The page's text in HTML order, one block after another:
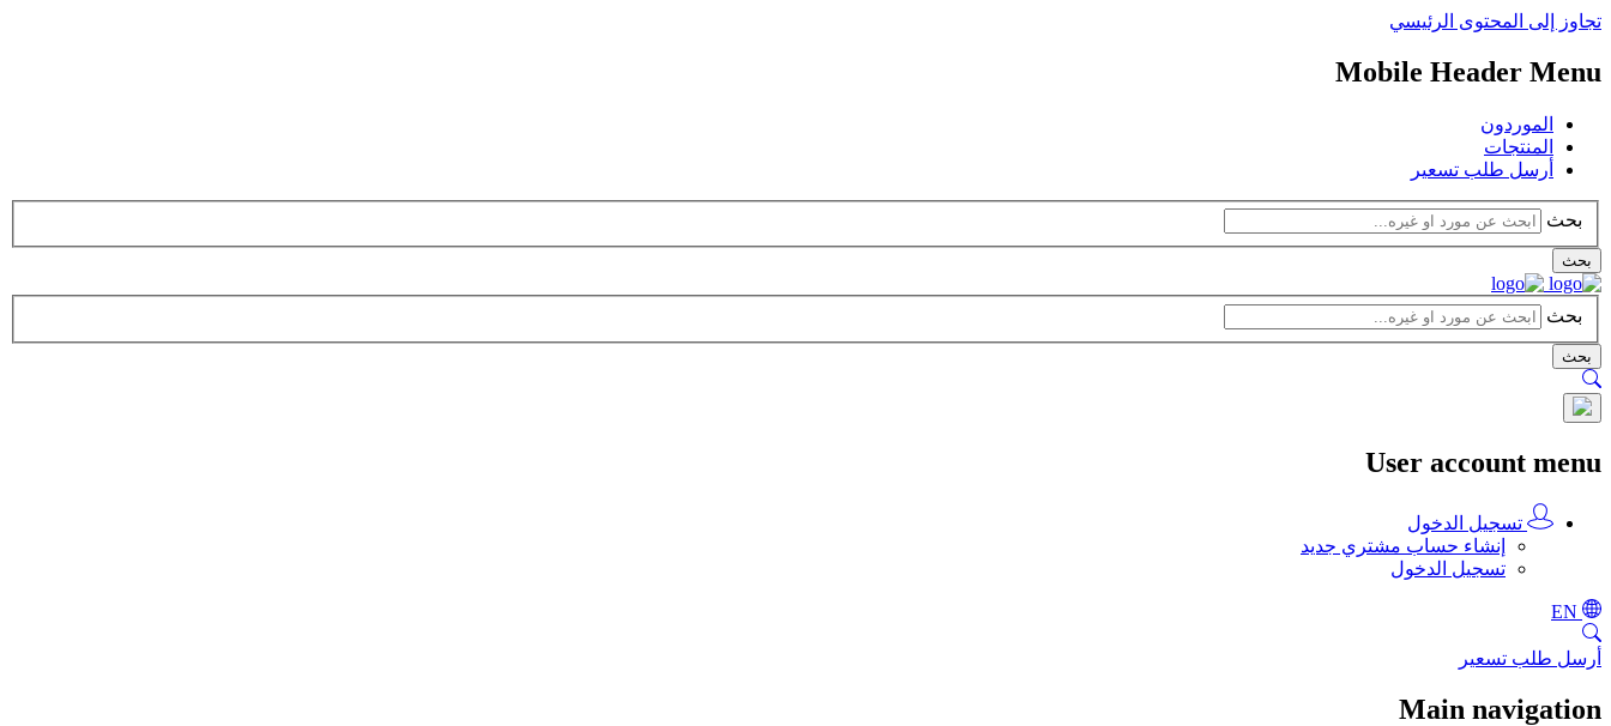
تجاوز إلى المحتوى الرئيسي
Mobile Header Menu
الموردون
المنتجات
أرسل طلب تسعير
بحث
بحث
بحث
بحث
User account menu
تسجيل الدخول
إنشاء حساب مشتري جديد
تسجيل الدخول
أرسل طلب تسعير
Main navigation